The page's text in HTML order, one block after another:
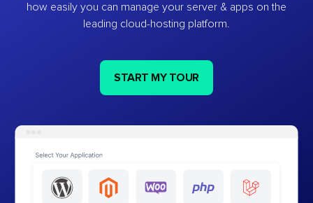
how easily you can manage your server & apps on the
leading cloud-hosting platform.
START MY TOUR